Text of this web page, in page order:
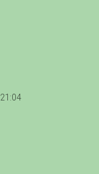
21:04